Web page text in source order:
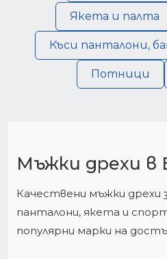
Якета и палта
Къси панталони,
Потници
Мъжки дрехи в
Качествени мъжки дрехи
панталони, якета и
популярни марки на